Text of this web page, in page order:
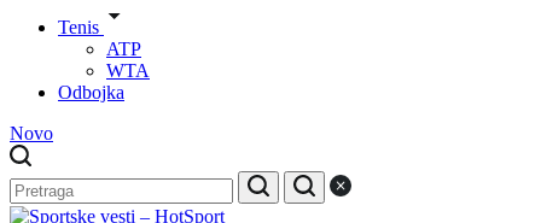
Tenis
ATP
WTA
Odbojka
Novo